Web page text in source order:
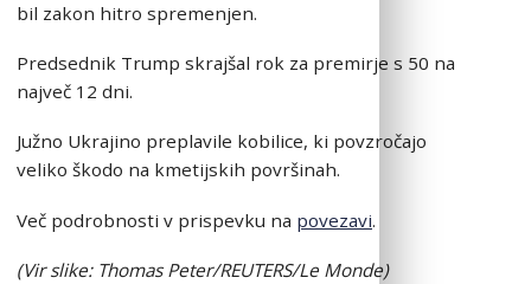
bil zakon hitro spremenjen.
Predsednik Trump skrajšal rok za premirje s 50 na
največ 12 dni.
Južno Ukrajino preplavile kobilice, ki povzročajo
veliko škodo na kmetijskih površinah.
Več podrobnosti v prispevku na povezavi.
(Vir slike: Thomas Peter/REUTERS/Le Monde)